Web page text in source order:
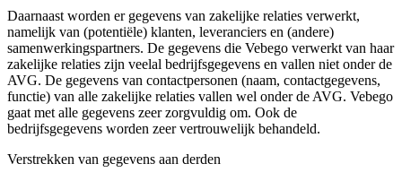
Daarnaast worden er gegevens van zakelijke relaties verwerkt,
namelijk van (potentiële) klanten, leveranciers en (andere)
samenwerkingspartners. De gegevens die Vebego verwerkt van haar
zakelijke relaties zijn veelal bedrijfsgegevens en vallen niet onder de
AVG. De gegevens van contactpersonen (naam, contactgegevens,
functie) van alle zakelijke relaties vallen wel onder de AVG. Vebego
gaat met alle gegevens zeer zorgvuldig om. Ook de
bedrijfsgegevens worden zeer vertrouwelijk behandeld.
Verstrekken van gegevens aan derden